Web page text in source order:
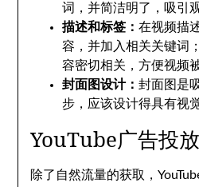
词，并简洁明了，吸引
描述和标签：在视频描
容，并加入相关关键词
容密切相关，方便视频
封面图设计：封面图是
步，应该设计得具有视
YouTube广告投
除了自然流量的获取，